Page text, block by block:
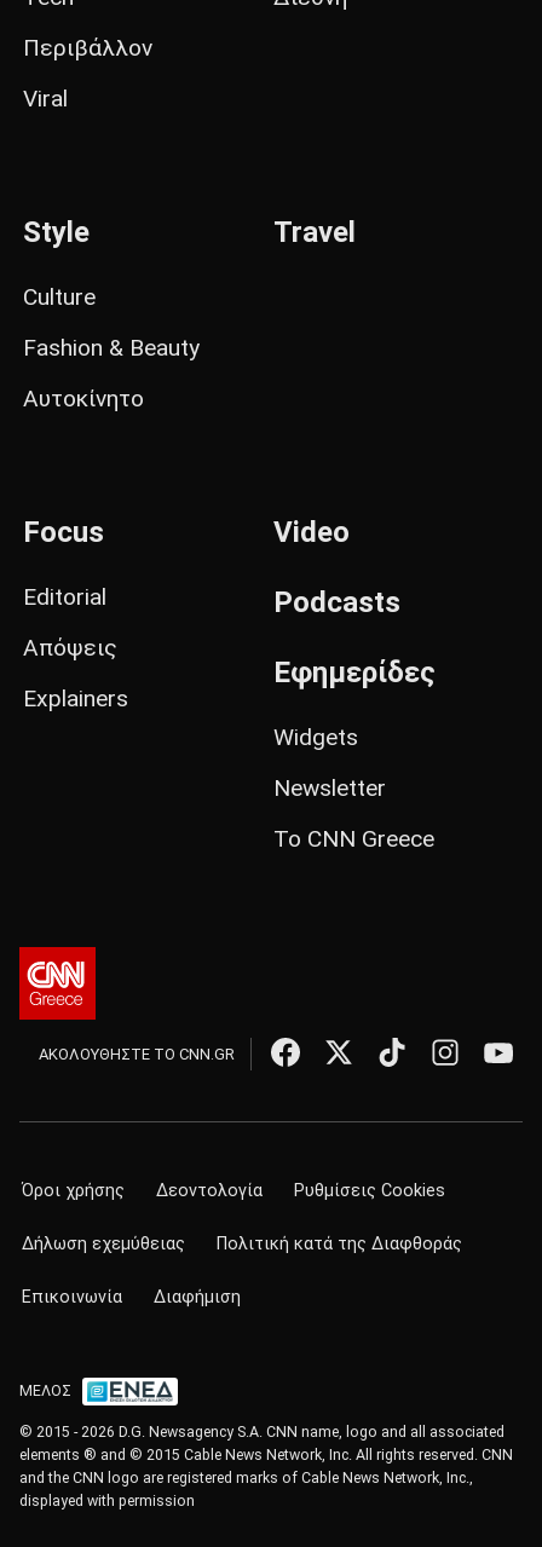
Περιβάλλον
Viral
Style
Culture
Fashion & Beauty
Αυτοκίνητο
Travel
Focus
Editorial
Απόψεις
Explainers
Video
Podcasts
Εφημερίδες
Widgets
Newsletter
Το CNN Greece
ΑΚΟΛΟΥΘΗΣΤΕ ΤΟ CNN.GR
Όροι χρήσης Δεοντολογία Ρυθμίσεις Cookies
Δήλωση εχεμύθειας Πολιτική κατά της Διαφθοράς
Επικοινωνία Διαφήμιση
ΜΕΛΟΣ
© 2015 - 2026 D.G. Newsagency S.A. CNN name, logo and all associated
elements ® and © 2015 Cable News Network, Inc. All rights reserved. CNN
and the CNN logo are registered marks of Cable News Network, Inc.,
displayed with permission